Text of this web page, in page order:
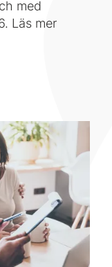
med
Läs mer